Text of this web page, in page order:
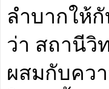
ลำบากให้
ว่า สถานีวิ
ผสมกับคว